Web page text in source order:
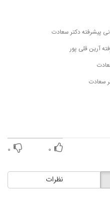
پیشرفته دکتر سعادت
آرین قلی پور
سعادت
۰ ۰
نظرات